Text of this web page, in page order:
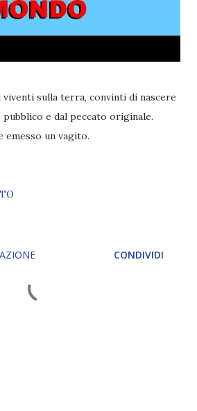
sulla terra, convinti di nascere
e dal peccato originale.
emesso un vagito.
CONDIVIDI